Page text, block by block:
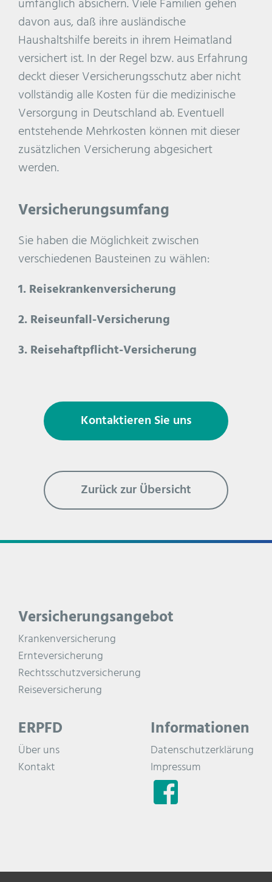
umfänglich absichern. Viele Familien gehen
davon aus, daß ihre ausländische
Haushaltshilfe bereits in ihrem Heimatland
versichert ist. In der Regel bzw. aus Erfahrung
deckt dieser Versicherungsschutz aber nicht
vollständig alle Kosten für die medizinische
Versorgung in Deutschland ab. Eventuell
entstehende Mehrkosten können mit dieser
zusätzlichen Versicherung abgesichert
werden.
Versicherungsumfang
Sie haben die Möglichkeit zwischen
verschiedenen Bausteinen zu wählen:
1. Reisekrankenversicherung
2. Reiseunfall-Versicherung
3. Reisehaftpflicht-Versicherung
Kontaktieren Sie uns
Zurück zur Übersicht
Versicherungsangebot
Krankenversicherung
Ernteversicherung
Rechtsschutzversicherung
Reiseversicherung
ERPFD
Über uns
Kontakt
Informationen
Datenschutzerklärung
Impressum